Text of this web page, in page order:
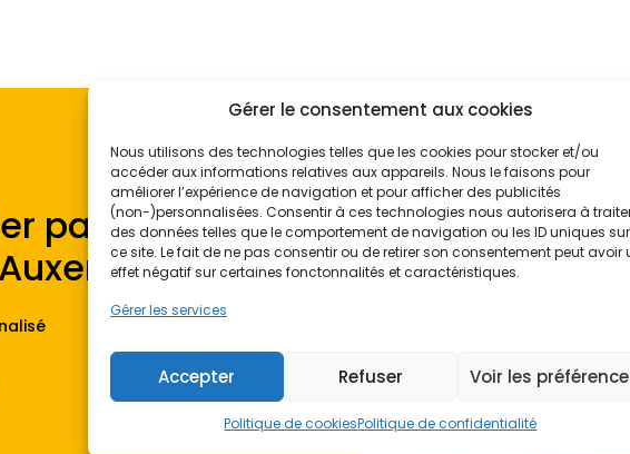
Gérer le consentement aux cookies
Nous utilisons des technologies telles que les cookies pour stocker et/ou
accéder aux informations relatives aux appareils. Nous le faisons pour
améliorer l’expérience de navigation et pour afficher des publicités
(non-)personnalisées. Consentir à ces technologies nous autorisera à
des données telles que le comportement de navigation ou les ID uniques sur
ce site. Le fait de ne pas consentir ou de retirer son consentement peut avoir
effet négatif sur certaines fonctonnalités et caractéristiques.
Gérer les services
Accepter Refuser Voir les
Politique de cookiesPolitique de confidentialité
par l'un de nos
Auxerre.